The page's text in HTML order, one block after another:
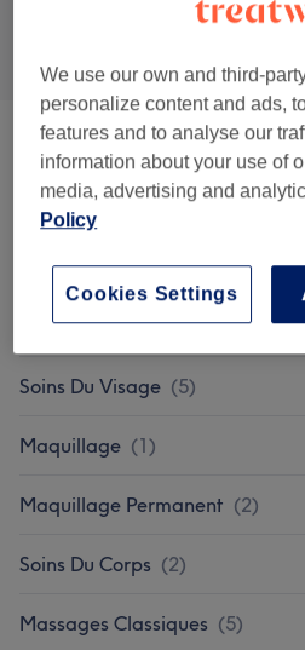
Beauté Du Regard 8)
Beauté Des Mains (
Beauté Des Pieds (6)
Nails Bar Et Faux Ongles ( )
Soins Du Visage (5)
Maquillage (1)
Maquillage Permanent (2)
Soins Du Corps (2)
Massages Classiques (5)
We use our own and third-
personalize content and ads,
features and to analyse our
information about your use of
media, advertising and
Policy
Cookies Settings